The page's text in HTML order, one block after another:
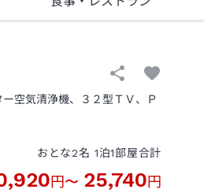
空気清浄機、３２型ＴＶ、Ｐ
おとな2名 1泊1部屋合計
円〜 25,740円